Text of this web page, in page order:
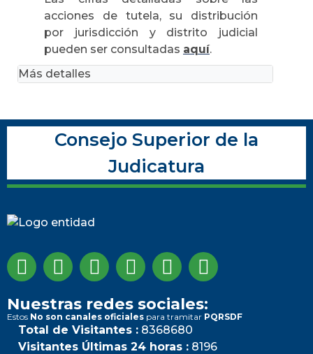
acciones de tutela, su distribución
por jurisdicción y distrito judicial
pueden ser consultadas aquí.
Más detalles
Consejo Superior de la
Judicatura
Nuestras redes sociales:
Estos No son canales oficiales para tramitar PQRSDF
Total de Visitantes : 8368680
Visitantes Últimas 24 horas : 8196